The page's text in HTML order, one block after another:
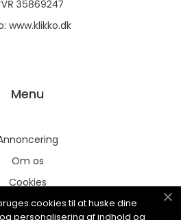
www.klikko.dk
Menu
Om os
Cookies
Kontakt oscookies til at huske dine
personalisering af indhold og